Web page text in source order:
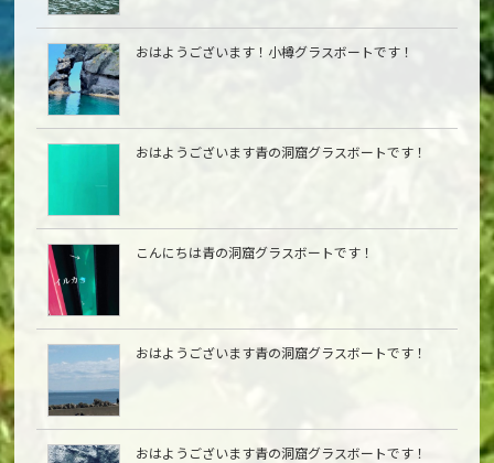
おはようございます！小樽グラスボートです！
おはようございます青の洞窟グラスボートです！
こんにちは青の洞窟グラスボートです！
おはようございます青の洞窟グラスボートです！
おはようございます青の洞窟グラスボートです！